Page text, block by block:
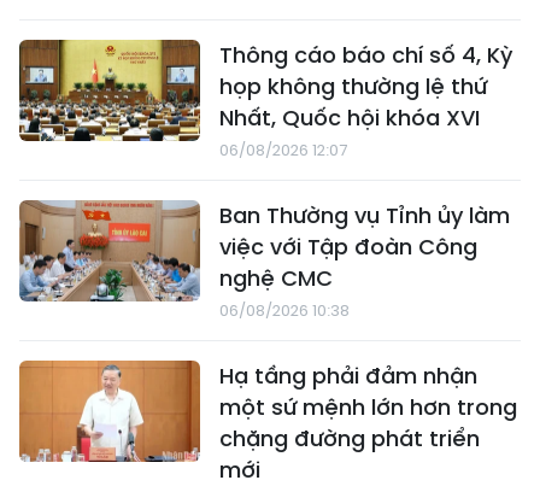
Thông cáo báo chí số 4, Kỳ
họp không thường lệ thứ
Nhất, Quốc hội khóa XVI
06/08/2026 12:07
Ban Thường vụ Tỉnh ủy làm
việc với Tập đoàn Công
nghệ CMC
06/08/2026 10:38
Hạ tầng phải đảm nhận
một sứ mệnh lớn hơn trong
chặng đường phát triển
mới